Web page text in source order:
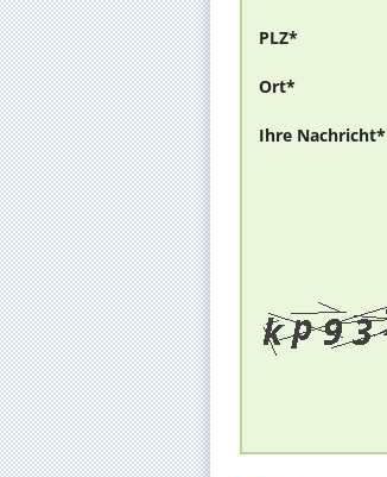
PLZ*
Ort*
Ihre Nachricht*